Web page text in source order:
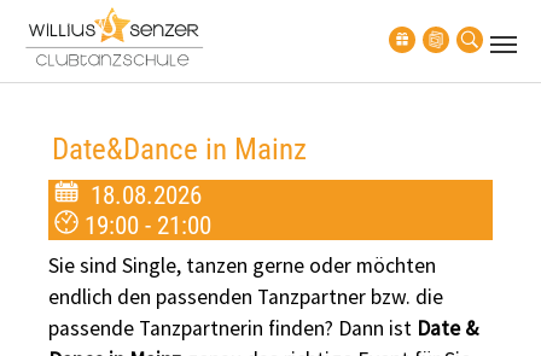
Zum Hauptinhalt springen
Date&Dance in Mainz
18.08.2026
19:00 - 21:00
Sie sind Single, tanzen gerne oder möchten
endlich den passenden Tanzpartner bzw. die
passende Tanzpartnerin finden? Dann ist Date &